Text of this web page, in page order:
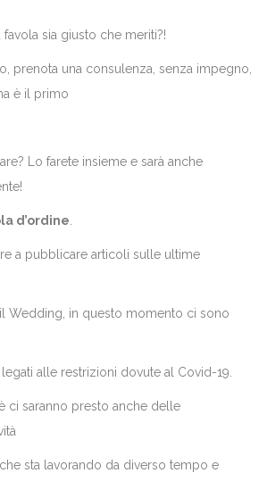
sia giusto che meriti?!
prenota una consulenza, senza impegno,
è il primo
Lo farete insieme e sarà anche
d’ordine
a pubblicare articoli sulle ultime
Wedding, in questo momento ci sono
alle restrizioni dovute al Covid-19.
ci saranno presto anche delle
sta lavorando da diverso tempo e